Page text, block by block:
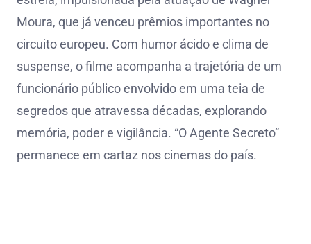
Moura, que já venceu prêmios importantes no
circuito europeu. Com humor ácido e clima de
suspense, o filme acompanha a trajetória de um
funcionário público envolvido em uma teia de
segredos que atravessa décadas, explorando
memória, poder e vigilância. “O Agente Secreto”
permanece em cartaz nos cinemas do país.